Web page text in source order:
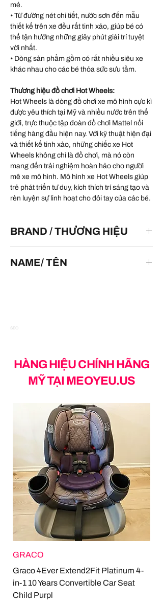
mẻ.
• Từ đường nét chi tiết, nước sơn đến mẫu
thiết kế trên xe đều rất tinh xảo, giúp bé có
thể tận hưởng những giây phút giải trí tuyệt
vời nhất.
• Dòng sản phẩm gồm có rất nhiều siêu xe
khác nhau cho các bé thỏa sức sưu tầm.
Thương hiệu đồ chơi Hot Wheels:
Hot Wheels là dòng đồ chơi xe mô hình cực kì
được yêu thích tại Mỹ và nhiều nước trên thế
giới, trực thuộc tập đoàn đồ chơi Mattel nổi
tiếng hàng đầu hiện nay. Với kỹ thuật hiện đại
và thiết kế tinh xảo, những chiếc xe Hot
Wheels không chỉ là đồ chơi, mà nó còn
mang đến trải nghiệm hoàn hảo cho người
mê xe mô hình. Mô hình xe Hot Wheels giúp
trẻ phát triển tư duy, kích thích trí sáng tạo và
rèn luyện sự linh hoạt cho đôi tay của các bé.
BRAND / THƯƠNG HIỆU
NAME/ TÊN
SEO
HÀNG HIỆU CHÍNH HÃNG
MỸ TẠI MEOYEU.US
GRACO
Graco 4Ever Extend2Fit Platinum 4-
in-1 10 Years Convertible Car Seat
Child Purpl